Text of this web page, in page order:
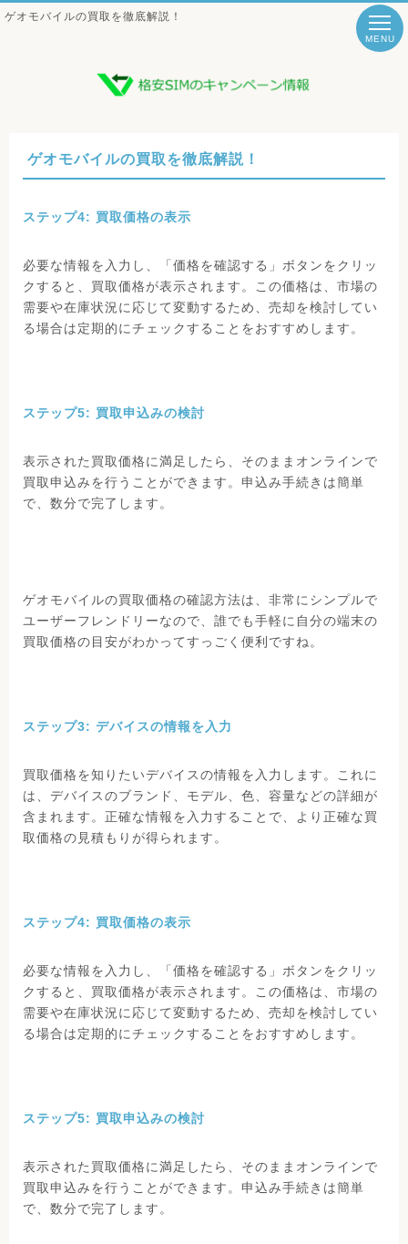
ゲオモバイルの買取を徹底解説！
MENU
ゲオモバイルの買取を徹底解説！
ステップ4: 買取価格の表示
必要な情報を入力し、「価格を確認する」ボタンをクリッ
クすると、買取価格が表示されます。この価格は、市場の
需要や在庫状況に応じて変動するため、売却を検討してい
る場合は定期的にチェックすることをおすすめします。
ステップ5: 買取申込みの検討
表示された買取価格に満足したら、そのままオンラインで
買取申込みを行うことができます。申込み手続きは簡単
で、数分で完了します。
ゲオモバイルの買取価格の確認方法は、非常にシンプルで
ユーザーフレンドリーなので、誰でも手軽に自分の端末の
買取価格の目安がわかってすっごく便利ですね。
ステップ3: デバイスの情報を入力
買取価格を知りたいデバイスの情報を入力します。これに
は、デバイスのブランド、モデル、色、容量などの詳細が
含まれます。正確な情報を入力することで、より正確な買
取価格の見積もりが得られます。
ステップ4: 買取価格の表示
必要な情報を入力し、「価格を確認する」ボタンをクリッ
クすると、買取価格が表示されます。この価格は、市場の
需要や在庫状況に応じて変動するため、売却を検討してい
る場合は定期的にチェックすることをおすすめします。
ステップ5: 買取申込みの検討
表示された買取価格に満足したら、そのままオンラインで
買取申込みを行うことができます。申込み手続きは簡単
で、数分で完了します。